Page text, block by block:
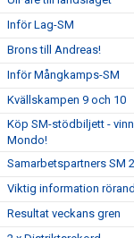
Inför Lag-SM
Brons till Andreas!
Inför Mångkamps-SM
Kvällskampen 9 och 10
Köp SM-stödbiljett -
Mondo!
Samarbetspartners SM
Viktig information
Resultat veckans gren